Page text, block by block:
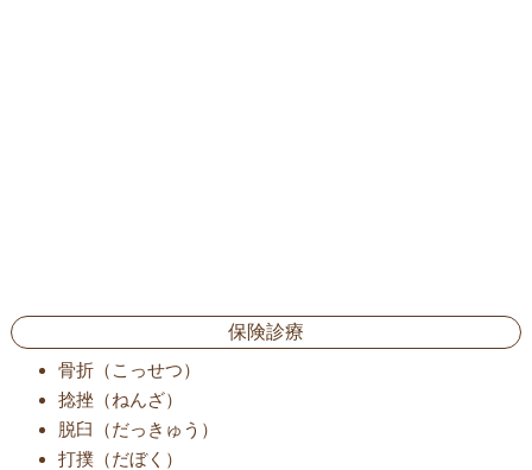
保険診療
骨折（こっせつ）
捻挫（ねんざ）
脱臼（だっきゅう）
打撲（だぼく）